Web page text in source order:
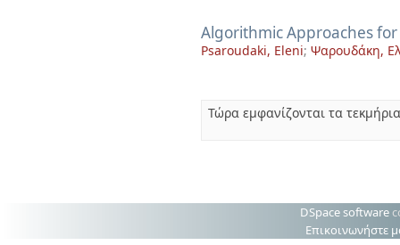
Algorithmic Approaches
Psaroudaki, Eleni; Ψαρουδάκη,
Τώρα εμφανίζονται τα
DSpace software
Επικοινωνήστε